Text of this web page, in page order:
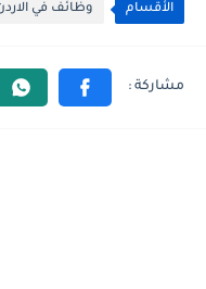
الأقسام وظائف في